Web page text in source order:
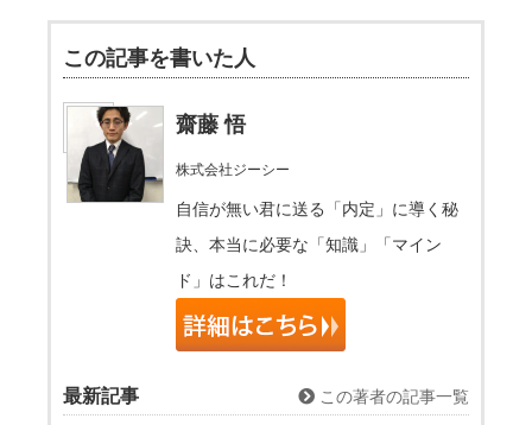
この記事を書いた人
齋藤 悟
株式会社ジーシー
自信が無い君に送る「内定」に導く秘
訣、本当に必要な「知識」「マイン
ド」はこれだ！
最新記事 この著者の記事一覧